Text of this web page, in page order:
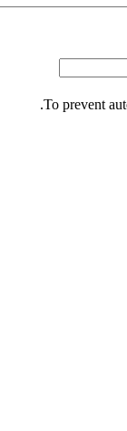
To prevent